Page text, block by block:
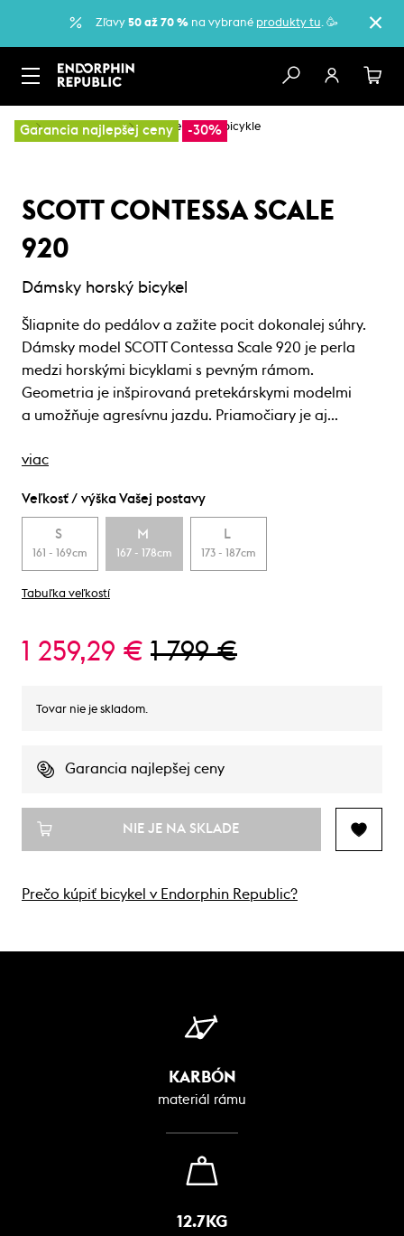
Zľavy 50 až 70 %na vybrané produkty tu. 🥳
Garancia najlepšej ceny -30%
… Horské bicykle Dámske horské bicykle
SCOTT CONTESSA SCALE
920
Dámsky horský bicykel
Šliapnite do pedálov a zažite pocit dokonalej súhry.
Dámsky model SCOTT Contessa Scale 920 je perla
medzi horskými bicyklami s pevným rámom.
Geometria je inšpirovaná pretekárskymi modelmi
a umožňuje agresívnu jazdu. Priamočiary je aj…
viac
Veľkosť / výška Vašej postavy
S
161 - 169cm
M
167 - 178cm
L
173 - 187cm
Tabuľka veľkostí
1 259,29 € 1 799 €
Tovar nie je skladom.
Garancia najlepšej ceny
NIE JE NA SKLADE
Prečo kúpiť bicykel v Endorphin Republic?
KARBÓN
materiál rámu
12.7KG